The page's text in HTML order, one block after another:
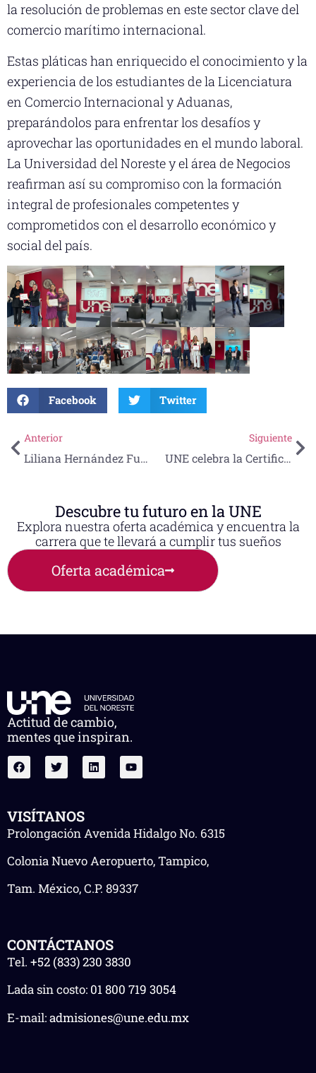
la resolución de problemas en este sector clave del
comercio marítimo internacional.
Estas pláticas han enriquecido el conocimiento y la
experiencia de los estudiantes de la Licenciatura
en Comercio Internacional y Aduanas,
preparándolos para enfrentar los desafíos y
aprovechar las oportunidades en el mundo laboral.
La Universidad del Noreste y el área de Negocios
reafirman así su compromiso con la formación
integral de profesionales competentes y
comprometidos con el desarrollo económico y
social del país.
Facebook Twitter
Anterior
Liliana Hernández Furiati emerge como un ejemplo inspirador de dedicación, pasión y perseverancia
Siguiente
UNE celebra la Certificación de Competencias de Alumnos de Licenciatura en Nutrición
Descubre tu futuro en la UNE
Explora nuestra oferta académica y encuentra la
carrera que te llevará a cumplir tus sueños
Oferta académica
Actitud de cambio,
mentes que inspiran.
VISÍTANOS
Prolongación Avenida Hidalgo No. 6315
Colonia Nuevo Aeropuerto, Tampico,
Tam. México, C.P. 89337
CONTÁCTANOS
Tel. +52 (833) 230 3830
Lada sin costo: 01 800 719 3054
E-mail:admisiones@une.edu.mx